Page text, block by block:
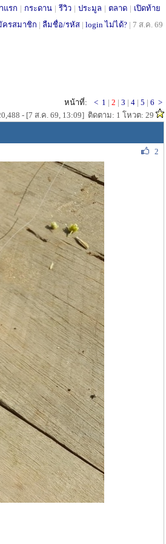
แรก | กระดาน | รีวิว | ประมูล | ตลาด | เปิดท้าย
ครสมาชิก | ลืมชื่อ/รหัส | login ไม่ได้? | 7 ส.ค. 69
หน้าที่: < 1 | 2 | 3 | 4 | 5 | 6 >
- [7 ส.ค. 69, 13:09] ติดตาม: 1 โหวต: 29
2